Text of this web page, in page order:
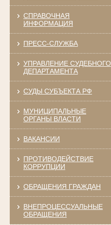
СПРАВОЧНАЯ
ИНФОРМАЦИЯ
ПРЕСС-СЛУЖБА
УПРАВЛЕНИЕ СУДЕБНОГО
ДЕПАРТАМЕНТА
СУДЫ СУБЪЕКТА РФ
МУНИЦИПАЛЬНЫЕ
ОРГАНЫ ВЛАСТИ
ВАКАНСИИ
ПРОТИВОДЕЙСТВИЕ
КОРРУПЦИИ
ОБРАЩЕНИЯ ГРАЖДАН
ВНЕПРОЦЕССУАЛЬНЫЕ
ОБРАЩЕНИЯ